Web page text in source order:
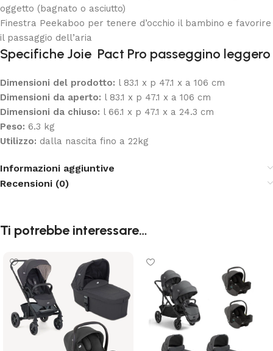
oggetto (bagnato o asciutto)
Finestra Peekaboo per tenere d’occhio il bambino e favorire
il passaggio dell’aria
Specifiche Joie Pact Pro passeggino leggero
Dimensioni del prodotto: l 83.1 x p 47.1 x a 106 cm
Dimensioni da aperto: l 83.1 x p 47.1 x a 106 cm
Dimensioni da chiuso: l 66.1 x p 47.1 x a 24.3 cm
Peso: 6.3 kg
Utilizzo: dalla nascita fino a 22kg
Informazioni aggiuntive
Recensioni (0)
Ti potrebbe interessare…